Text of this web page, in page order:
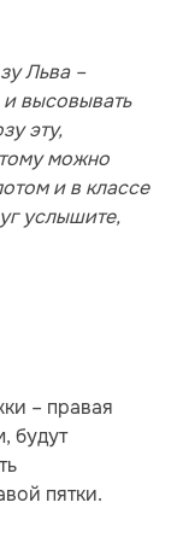
Льва –
и высовывать
эту,
можно
и в классе
услышите,
– правая
будут
пятки.